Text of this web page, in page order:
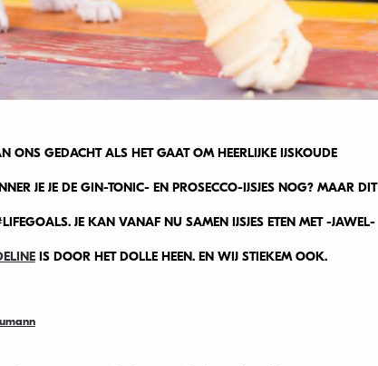
ONS GEDACHT ALS HET GAAT OM HEERLIJKE IJSKOUDE
JE JE DE GIN-TONIC- EN PROSECCO-IJSJES NOG? MAAR DIT
JE KAN VANAF NU SAMEN IJSJES ETEN MET -JAWEL-
IS DOOR HET DOLLE HEEN. EN WIJ STIEKEM OOK.